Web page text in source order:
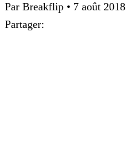
Par Breakflip • 7 août 2018
Partager: